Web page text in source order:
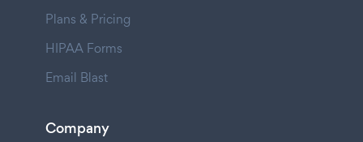
Plans & Pricing
HIPAA Forms
Email Blast
Company